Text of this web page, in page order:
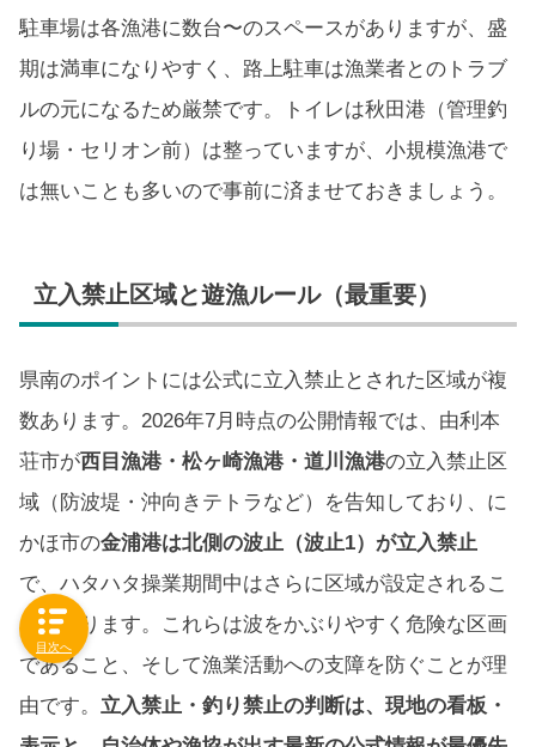
駐車場は各漁港に数台〜のスペースがありますが、盛
期は満車になりやすく、路上駐車は漁業者とのトラブ
ルの元になるため厳禁です。トイレは秋田港（管理釣
り場・セリオン前）は整っていますが、小規模漁港で
は無いことも多いので事前に済ませておきましょう。
立入禁止区域と遊漁ルール（最重要）
県南のポイントには公式に立入禁止とされた区域が複
数あります。2026年7月時点の公開情報では、由利本
荘市が西目漁港・松ヶ崎漁港・道川漁港の立入禁止区
域（防波堤・沖向きテトラなど）を告知しており、に
かほ市の金浦港は北側の波止（波止1）が立入禁止
で、ハタハタ操業期間中はさらに区域が設定されるこ
とがあります。これらは波をかぶりやすく危険な区画
であること、そして漁業活動への支障を防ぐことが理
由です。 立入禁止・釣り禁止の判断は、現地の看板・
目次へ